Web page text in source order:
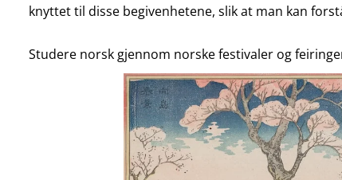
knyttet til disse begivenhetene, slik at man kan
Studere norsk gjennom norske festivaler og